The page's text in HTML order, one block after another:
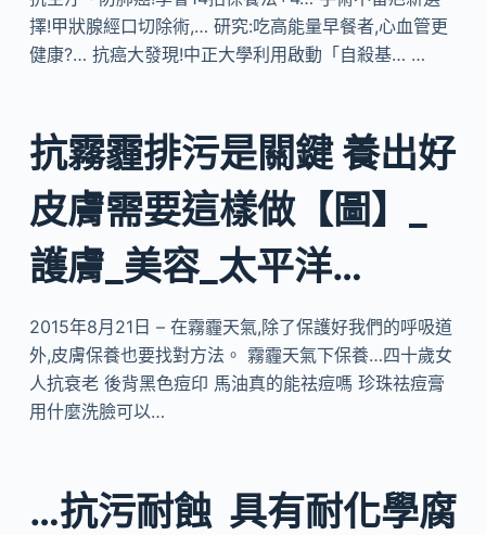
擇!甲狀腺經口切除術,… 研究:吃高能量早餐者,心血管更
健康?… 抗癌大發現!中正大學利用啟動「自殺基… …
抗霧霾排污是關鍵 養出好
皮膚需要這樣做【圖】_
護膚_美容_太平洋…
2015年8月21日 – 在霧霾天氣,除了保護好我們的呼吸道
外,皮膚保養也要找對方法。 霧霾天氣下保養…四十歲女
人抗衰老 後背黑色痘印 馬油真的能祛痘嗎 珍珠祛痘膏
用什麼洗臉可以…
…抗污耐蝕 具有耐化學腐